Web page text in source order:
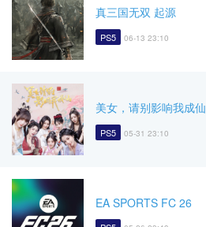
真三国无双 起源
PS5 06-13 23:10
美女，请别影响我成仙
PS5 05-31 23:10
EA SPORTS FC 26